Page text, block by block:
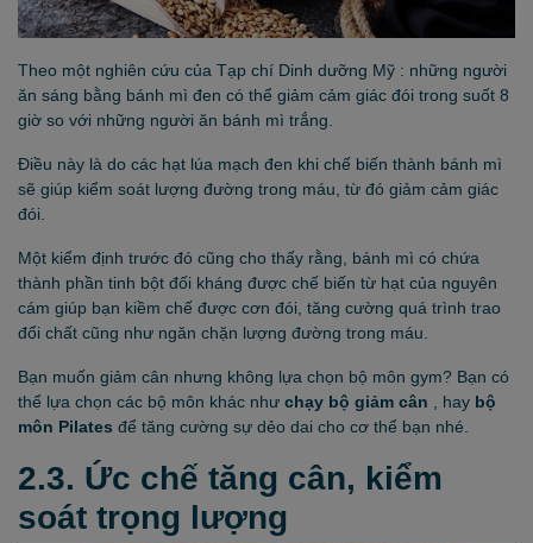
Theo một nghiên cứu của Tạp chí Dinh dưỡng Mỹ : những người
ăn sáng bằng bánh mì đen có thể giảm cảm giác đói trong suốt 8
giờ so với những người ăn bánh mì trắng.
Điều này là do các hạt lúa mạch đen khi chế biến thành bánh mì
sẽ giúp kiểm soát lượng đường trong máu, từ đó giảm cảm giác
đói.
Một kiểm định trước đó cũng cho thấy rằng, bánh mì có chứa
thành phần tinh bột đối kháng được chế biến từ hạt của nguyên
cám giúp bạn kiềm chế được cơn đói, tăng cường quá trình trao
đổi chất cũng như ngăn chặn lượng đường trong máu.
Bạn muốn giảm cân nhưng không lựa chọn bộ môn gym? Bạn có
thể lựa chọn các bộ môn khác như chạy bộ giảm cân , hay bộ
môn Pilates để tăng cường sự dẻo dai cho cơ thể bạn nhé.
2.3. Ức chế tăng cân, kiểm
soát trọng lượng